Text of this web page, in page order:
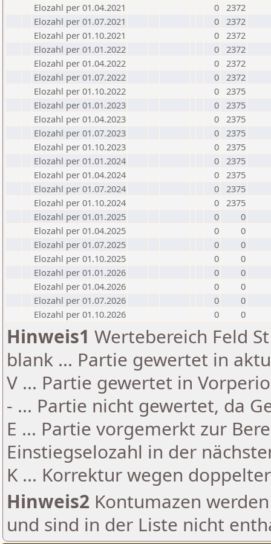
Elozahl per 01.04.2021
0 2372
Elozahl per 01.07.2021
0 2372
Elozahl per 01.10.2021
0 2372
Elozahl per 01.01.2022
0 2372
Elozahl per 01.04.2022
0 2372
Elozahl per 01.07.2022
0 2372
Elozahl per 01.10.2022
0 2375
Elozahl per 01.01.2023
0 2375
Elozahl per 01.04.2023
0 2375
Elozahl per 01.07.2023
0 2375
Elozahl per 01.10.2023
0 2375
Elozahl per 01.01.2024
0 2375
Elozahl per 01.04.2024
0 2375
Elozahl per 01.07.2024
0 2375
Elozahl per 01.10.2024
0 2375
Elozahl per 01.01.2025
0
0
Elozahl per 01.04.2025
0
0
Elozahl per 01.07.2025
0
0
Elozahl per 01.10.2025
0
0
Elozahl per 01.01.2026
0
0
Elozahl per 01.04.2026
0
0
Elozahl per 01.07.2026
0
0
Elozahl per 01.10.2026
0 0
Hinweis1 Wertebereich Feld
blank ... Partie gewertet in
V ... Partie gewertet in
- ... Partie nicht gewertet, da
E ... Partie vorgemerkt zur
Einstiegselozahl in der
K ... Korrektur wegen
Hinweis2 Kontumazen
und sind in der Liste nicht